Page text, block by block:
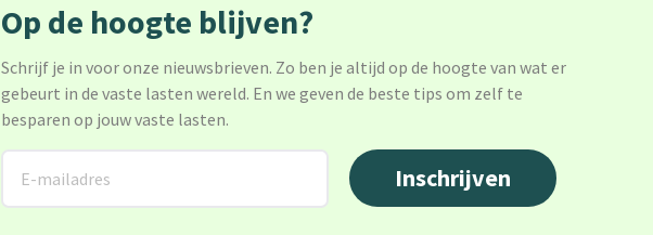
Op de hoogte blijven?
Schrijf je in voor onze nieuwsbrieven. Zo ben je altijd op de hoogte van wat er
gebeurt in de vaste lasten wereld. En we geven de beste tips om zelf te
besparen op jouw vaste lasten.